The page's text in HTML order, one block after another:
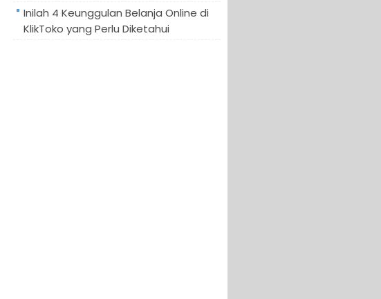
Inilah 4 Keunggulan Belanja Online di
KlikToko yang Perlu Diketahui